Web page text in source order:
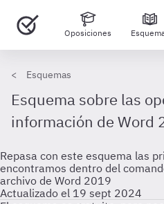
Oposiciones
Esquemas
Esquema sobre las
información de Word
Repasa con este esquema las
encontramos dentro del
archivo de Word 2019
Actualizado el 19 sept 2024